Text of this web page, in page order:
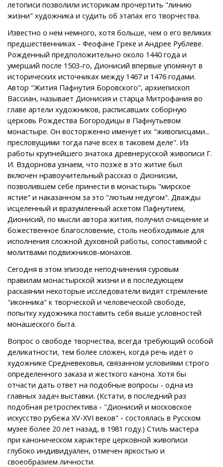
летописи позволили историкам прочертить "линию
жизни" художника и судить об этапах его творчества.
Известно о нем немного, хотя больше, чем о его великих
предшественниках - Феофане Греке и Андрее Рублеве.
Рожденный предположительно около 1440 года и
умерший после 1503-го, Дионисий впервые упомянут в
исторических источниках между 1467 и 1476 годами.
Автор "Жития Пафнутия Боровского", архиепископ
Вассиан, называет Дионисия и старца Митрофания во
главе артели художников, расписавших соборную
церковь Рождества Богородицы в Пафнутьевом
монастыре. Он восторженно именует их "живописцами...
пресловущими тогда паче всех в таковем деле". Из
работы крупнейшего знатока древнерусской живописи Г.
И. Вздорнова узнаем, что позже в это житие был
включен нравоучительный рассказ о Дионисии,
позволившем себе принести в монастырь "мирское
ястие" и наказанном за это "лютым недугом". Дважды
исцеленный и вразумленный аскетом Пафнутием,
Дионисий, по мысли автора жития, получил очищение и
божественное благословение, столь необходимые для
исполнения сложной духовной работы, сопоставимой с
молитвами подвижников-монахов.
Сегодня в этом эпизоде неподчинения суровым
правилам монастырской жизни и в последующем
раскаянии некоторые исследователи видят стремление
"иконника" к творческой и человеческой свободе,
попытку художника поставить себя выше условностей
монашеского быта.
Вопрос о свободе творчества, всегда требующий особой
деликатности, тем более сложен, когда речь идет о
художнике Средневековья, связанном условиями строго
определенного заказа и жесткого канона. Хотя бы
отчасти дать ответ на подобные вопросы - одна из
главных задач выставки. (Кстати, в последний раз
подобная ретроспектива - "Дионисий и московское
искусство рубежа XV-XVI веков" - состоялась в Русском
музее более 20 лет назад, в 1981 году.) Стиль мастера
при каноническом характере церковной живописи
глубоко индивидуален, отмечен яркостью и
своеобразием личности.